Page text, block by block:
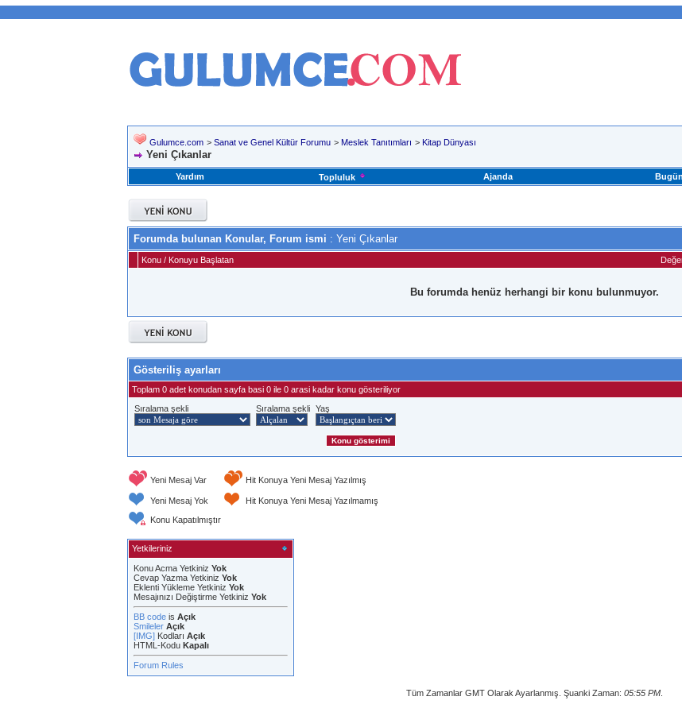
Gulumce.com > Sanat ve Genel Kültür Forumu > Meslek Tanıtımları > Kitap Dünyası
Yeni Çıkanlar
Yardım Topluluk Ajanda
Forumda bulunan Konular, Forum ismi : Yeni Çıkanlar
Konu / Konuyu Başlatan
Bu forumda henüz herhangi bir konu bulunmuyor.
Gösteriliş ayarları
Toplam 0 adet konudan sayfa basi 0 ile 0 arasi kadar konu gösteriliyor
Sıralama şekli
Sıralama şekli Yaş
Yeni Mesaj Var Hit Konuya Yeni Mesaj Yazılmış
Yeni Mesaj Yok
Hit Konuya Yeni Mesaj Yazılmamış
Konu Kapatılmıştır
Yetkileriniz
Konu Acma Yetkiniz Yok
Cevap Yazma Yetkiniz Yok
Eklenti Yükleme Yetkiniz Yok
Mesajınızı Değiştirme Yetkiniz Yok
BB code is Açık
Smileler Açık
[IMG] Kodları Açık
HTML-Kodu Kapalı
Forum Rules
Tüm Zamanlar GMT Olarak Ayarlanmış. Şuanki Zaman: 05:55 PM.